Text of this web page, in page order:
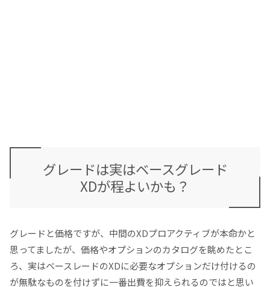
グレードは実はベースグレード
XDが程よいかも？
グレードと価格ですが、中間のXDプロアクティブが本命かと
思ってましたが、価格やオプションのカタログを眺めたとこ
ろ、実はベースレードのXDに必要なオプションだけ付けるの
が無駄なものを付けずに一番出費を抑えられるのではと思い